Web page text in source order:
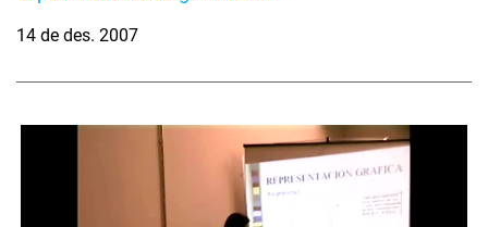
14 de des. 2007